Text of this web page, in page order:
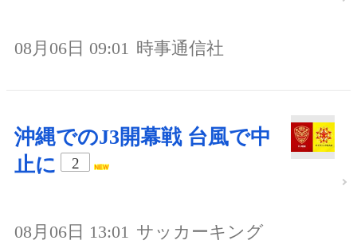
08月06日 09:01 時事通信社
沖縄でのJ3開幕戦 台風で中
止に
2
08月06日 13:01 サッカーキング